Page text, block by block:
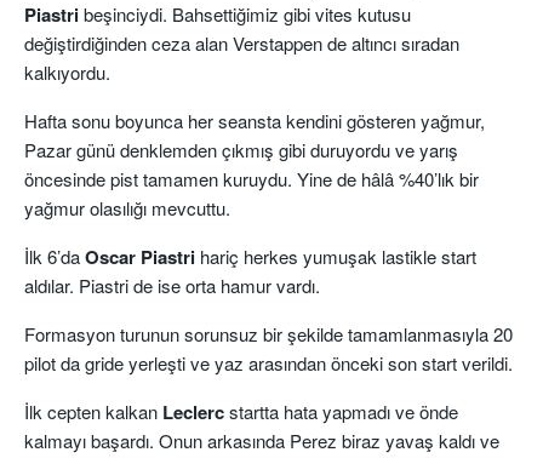
Piastribeşinciydi. Bahsettiğimiz gibi vites kutusu
değiştirdiğinden ceza alan Verstappen de altıncı sıradan
kalkıyordu.
Hafta sonu boyunca her seansta kendini gösteren yağmur,
Pazar günü denklemden çıkmış gibi duruyordu ve yarış
öncesinde pist tamamen kuruydu. Yine de hâlâ %40’lık bir
yağmur olasılığı mevcuttu.
İlk 6’daOscar Piastri hariç herkes yumuşak lastikle start
aldılar. Piastri de ise orta hamur vardı.
Formasyon turunun sorunsuz bir şekilde tamamlanmasıyla 20
pilot da gride yerleşti ve yaz arasından önceki son start verildi.
İlk cepten kalkan Leclercstartta hata yapmadı ve önde
kalmayı başardı. Onun arkasında Perez biraz yavaş kaldı ve